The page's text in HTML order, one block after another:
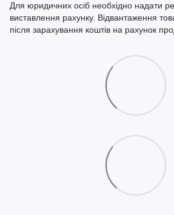
Для юридичних осіб необхідно надати
виставлення рахунку. Відвантаження
після зарахування коштів на рахунок